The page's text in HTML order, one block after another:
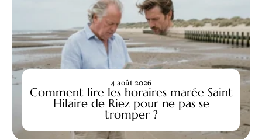
Comment lire les horaires marée Saint
Hilaire de Riez pour ne pas se
tromper ?
4 août 2026